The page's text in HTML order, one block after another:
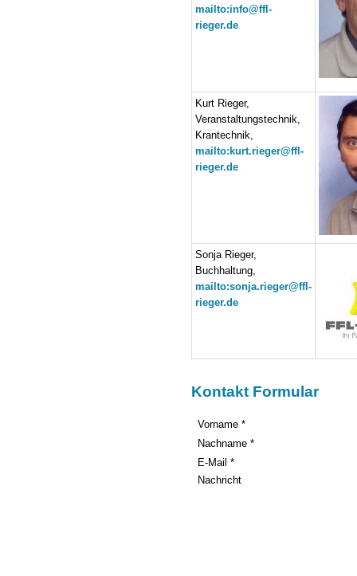
mailto:info@ffl-
rieger.de
Kurt Rieger,
Veranstaltungstechnik,
Krantechnik,
mailto:kurt.rieger@ffl-
rieger.de
Sonja Rieger,
Buchhaltung,
mailto:sonja.rieger@ffl-
rieger.de
Kontakt Formular
Vorname *
Nachname *
E-Mail *
Nachricht